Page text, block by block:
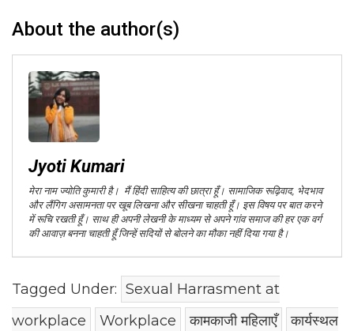
About the author(s)
Jyoti Kumari
मेरा नाम ज्योति कुमारी है। मैं हिंदी साहित्य की छात्रा हूँ। सामाजिक रूढ़िवाद, भेदभाव
और लैंगिग असामनता पर खूब लिखना और सीखना चाहती हूँ। इस विषय पर बात करने
में रूचि रखती हूँ। साथ ही अपनी लेखनी के माध्यम से अपने गांव समाज की हर एक वर्ग
की आवाज़ बनना चाहती हूँ जिन्हें सदियों से बोलने का मौका नहीं दिया गया है।
Tagged Under: Sexual Harrasment at
workplace
Workplace कामकाजी महिलाएँ
कार्यस्थल